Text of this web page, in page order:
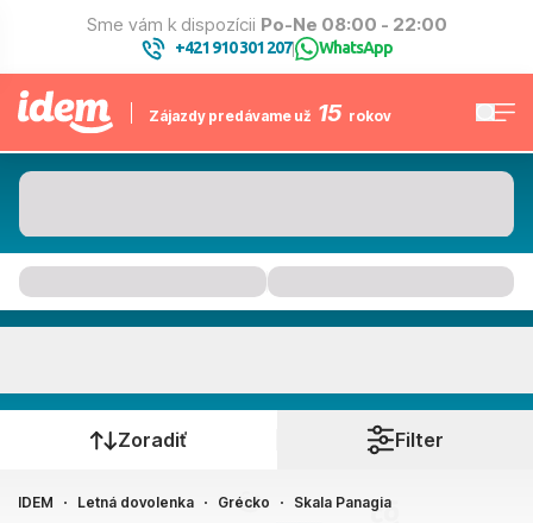
Sme vám k dispozícii Po-Ne 08:00 - 22:00
+421 910 301 207| WhatsApp
Zájazdy predávame už 15 rokov
Kedy cestujete?
Ako cestujete?
Zoradiť Filter
IDEM Letná dovolenka Grécko Skala Panagia